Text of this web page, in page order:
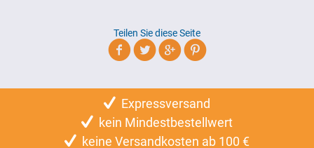
Teilen Sie diese Seite
Expressversand
kein Mindestbestellwert
keine Versandkosten ab 100 €